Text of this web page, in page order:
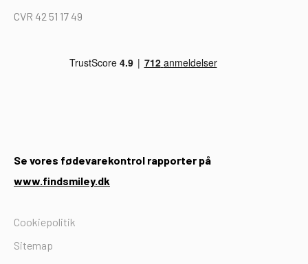
CVR 42 51 17 49
Se vores fødevarekontrol rapporter på
www.findsmiley.dk
Cookiepolitik
Sitemap